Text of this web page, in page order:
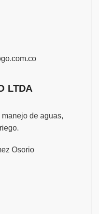
LTDA
de aguas,
Osorio